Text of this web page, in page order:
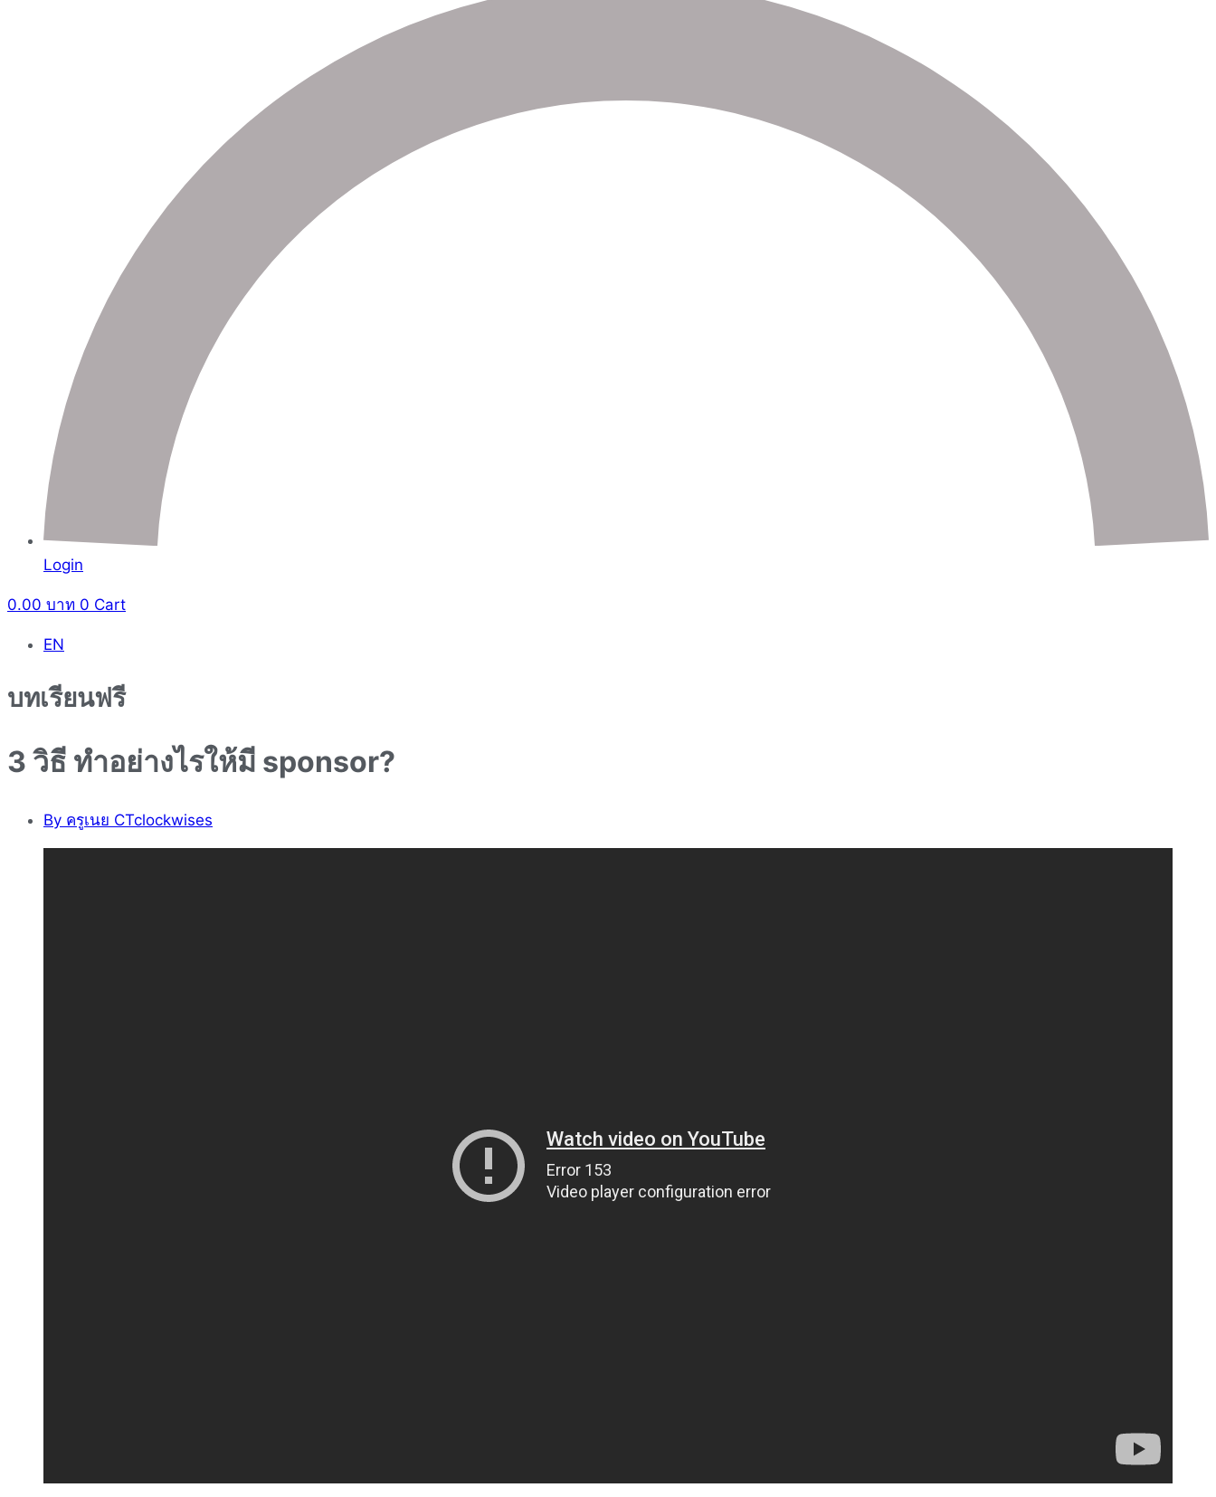
Login
0.00 บาท 0 Cart
EN
บทเรียนฟรี
3 วิธี ทำอย่างไรให้มี sponsor?
By ครูเนย CTclockwises